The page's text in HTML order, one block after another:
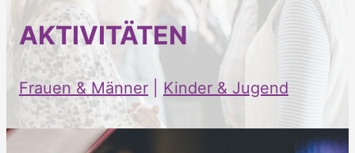
AKTIVITÄTEN
Frauen & Männer Kinder & Jugend